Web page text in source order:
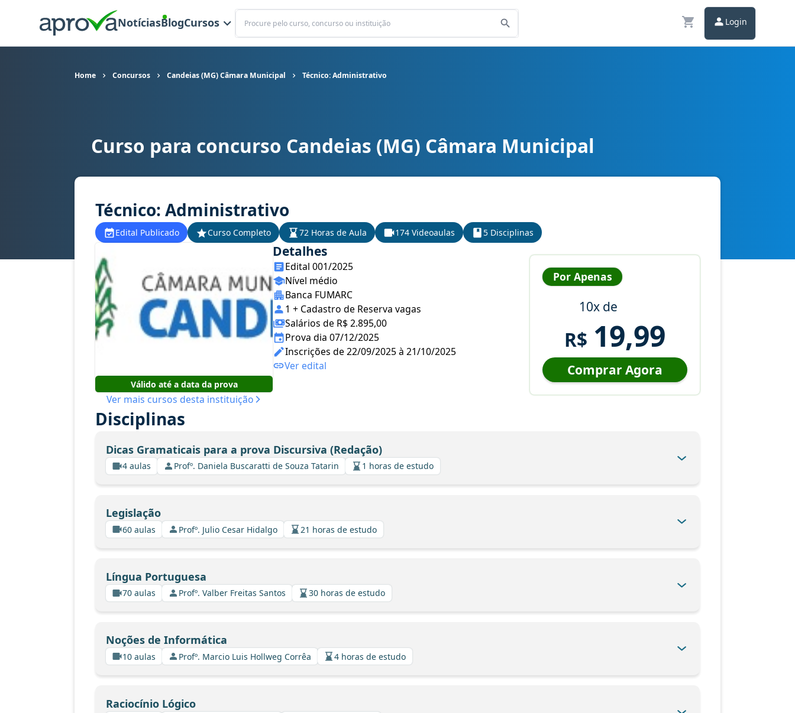
NotíciasBlogCursos
Buscar
Login
Home Concursos Candeias (MG) Câmara Municipal Técnico: Administrativo
Curso para concurso Candeias (MG) Câmara Municipal cargo Técnico: Administrativo
Curso para concurso Candeias (MG) Câmara Municipal
Técnico: Administrativo
Edital Publicado Curso Completo 72 Horas de Aula 174 Videoaulas 5 Disciplinas
Válido até a data da prova
Ver mais cursos desta instituição
Detalhes
Edital 001/2025
Nível médio
Banca FUMARC
1 + Cadastro de Reserva vagas
Salários de R$ 2.895,00
Prova dia 07/12/2025
Inscrições de 22/09/2025 à 21/10/2025
Ver edital
Por Apenas
10x de
R$ 19,99
Comprar Agora
Disciplinas
Dicas Gramaticais para a prova Discursiva (Redação)
4 aulas Profº. Daniela Buscaratti de Souza Tatarin 1 horas de estudo
Legislação
60 aulas Profº. Julio Cesar Hidalgo 21 horas de estudo
Língua Portuguesa
70 aulas Profº. Valber Freitas Santos 30 horas de estudo
Noções de Informática
10 aulas Profº. Marcio Luis Hollweg Corrêa 4 horas de estudo
Raciocínio Lógico